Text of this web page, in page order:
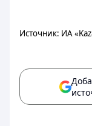
Источник: ИА